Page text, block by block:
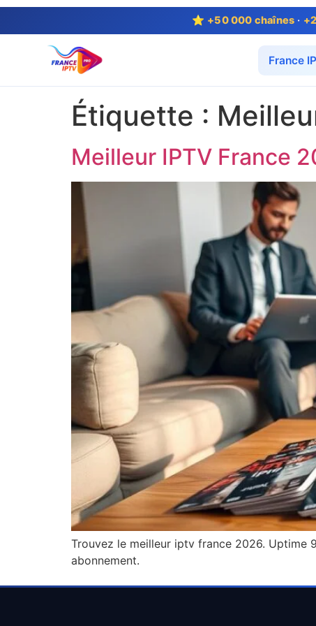
⭐ +50 000 chaînes ·
France
Étiquette :
Meilleur IPTV France
Trouvez le meilleur iptv france 2026. Uptime
abonnement.